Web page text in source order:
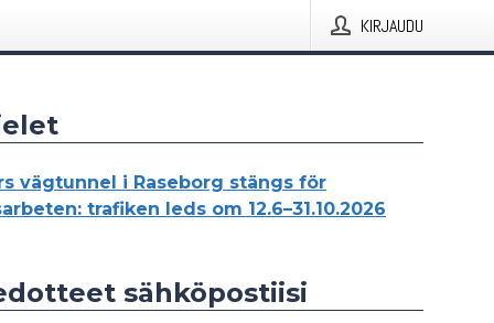
KIRJAUDU
vägtunnel i Raseborg stängs för
trafiken leds om 12.6–31.10.2026
sähköpostiisi